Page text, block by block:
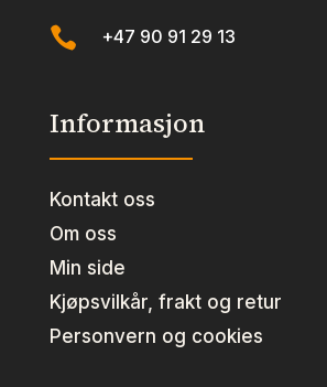
 +47 90 91 29 13
Informasjon
Kontakt oss
Om oss
Min side
Kjøpsvilkår, frakt og retur
Personvern og cookies